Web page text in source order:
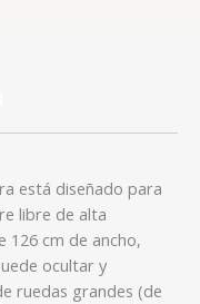
está diseñado para
libre de alta
126 cm de ancho,
ocultar y
ruedas grandes (de